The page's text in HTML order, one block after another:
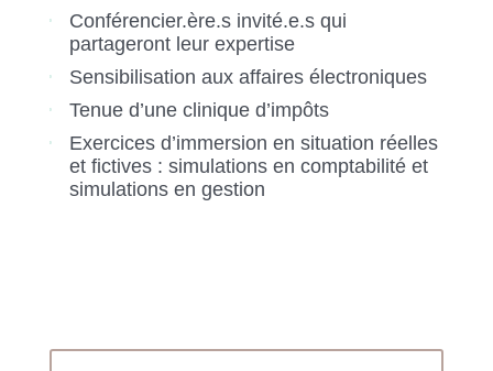
Conférencier.ère.s invité.e.s qui
partageront leur expertise
Sensibilisation aux affaires électroniques
Tenue d’une clinique d’impôts
Exercices d’immersion en situation réelles
et fictives : simulations en comptabilité et
simulations en gestion